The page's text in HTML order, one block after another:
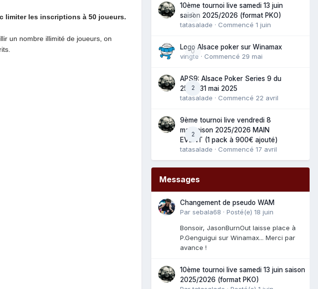
limiter les inscriptions à 50 joueurs.
un nombre illimité de joueurs, on
0
10ème tournoi live samedi 13 juin
saison 2025/2026 (format PKO)
tatasalade · Commencé 1 juin
0
Logo Alsace poker sur Winamax
vingte · Commencé 29 mai
2
APS9: Alsace Poker Series 9 du
25 au 31 mai 2025
tatasalade · Commencé 22 avril
2
9ème tournoi live vendredi 8
mai saison 2025/2026 MAIN
EVENT (1 pack à 900€ ajouté)
tatasalade · Commencé 17 avril
Messages
Changement de pseudo WAM
Par sebala68 · Posté(e) 18 juin
Bonsoir, JasonBurnOut laisse place à
P.Genguigui sur Winamax... Merci par
avance !
10ème tournoi live samedi 13 juin saison
2025/2026 (format PKO)